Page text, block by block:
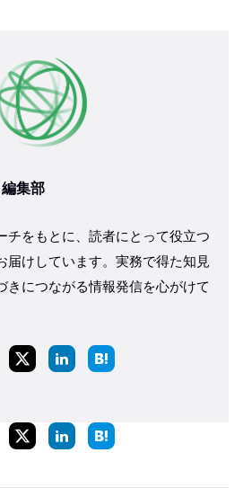
集部
チをもとに、読者にとって役立つ
届けしています。実務で得た知見
きにつながる情報発信を心がけて